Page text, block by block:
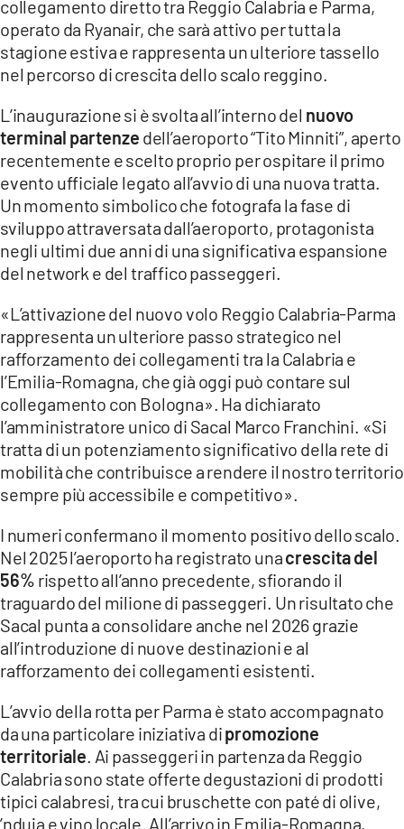
LACONAIR.IT
LACITYMAG.IT
ILREGGINO.IT
COSENZACHANNEL.IT
ILVIBONESE.IT
CATANZAROCHANNEL.IT
LACAPITALENEWS.IT
APPLE
collegamento diretto tra Reggio Calabria e Parma,
operato da Ryanair, che sarà attivo per tutta la
stagione estiva e rappresenta un ulteriore tassello
nel percorso di crescita dello scalo reggino.
L’inaugurazione si è svolta all’interno del nuovo
terminal partenze dell’aeroporto “Tito Minniti”, aperto
recentemente e scelto proprio per ospitare il primo
evento ufficiale legato all’avvio di una nuova tratta.
Un momento simbolico che fotografa la fase di
sviluppo attraversata dall’aeroporto, protagonista
negli ultimi due anni di una significativa espansione
del network e del traffico passeggeri.
«L’attivazione del nuovo volo Reggio Calabria-Parma
rappresenta un ulteriore passo strategico nel
rafforzamento dei collegamenti tra la Calabria e
l’Emilia-Romagna, che già oggi può contare sul
collegamento con Bologna». Ha dichiarato
l’amministratore unico di Sacal Marco Franchini. «Si
tratta di un potenziamento significativo della rete di
mobilità che contribuisce a rendere il nostro territorio
sempre più accessibile e competitivo».
I numeri confermano il momento positivo dello scalo.
Nel 2025 l’aeroporto ha registrato unacrescita del
56% rispetto all’anno precedente, sfiorando il
traguardo del milione di passeggeri. Un risultato che
Sacal punta a consolidare anche nel 2026 grazie
all’introduzione di nuove destinazioni e al
rafforzamento dei collegamenti esistenti.
L’avvio della rotta per Parma è stato accompagnato
da una particolare iniziativa dipromozione
territoriale . Ai passeggeri in partenza da Reggio
Calabria sono state offerte degustazioni di prodotti
tipici calabresi, tra cui bruschette con paté di olive,
’nduja e vino locale. All’arrivo in Emilia-Romagna,